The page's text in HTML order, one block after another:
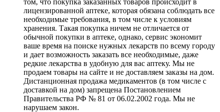
лицензированной аптеке, которая обязана соблюдать все
необходимые требования, в том числе к условиям
хранения. Такая покупка ничем не отличается от
обычной покупки в аптеке, однако, сервис экономит
ваше время на поиске нужных лекарств по всему городу
и дает возможность заказать все необходимые, даже
редкие лекарства в удобную для вас аптеку. Мы не
продаем товары на сайте и не доставляем заказы на дом.
Дистанционная продажа медикаментов (в том числе с
доставкой на дом) запрещена Постановлением
Правительства РФ № 81 от 06.02.2002 года. Мы не
нарушаем закон.